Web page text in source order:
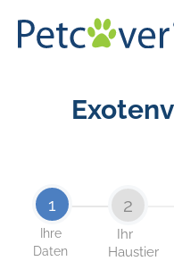
1
Ihre
Daten
2
Ihr
Haustier